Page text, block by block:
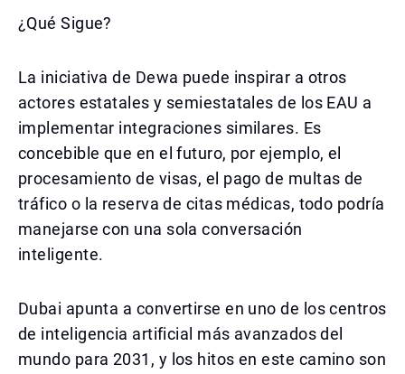
¿Qué Sigue?
La iniciativa de Dewa puede inspirar a otros
actores estatales y semiestatales de los EAU a
implementar integraciones similares. Es
concebible que en el futuro, por ejemplo, el
procesamiento de visas, el pago de multas de
tráfico o la reserva de citas médicas, todo podría
manejarse con una sola conversación
inteligente.
Dubai apunta a convertirse en uno de los centros
de inteligencia artificial más avanzados del
mundo para 2031, y los hitos en este camino son